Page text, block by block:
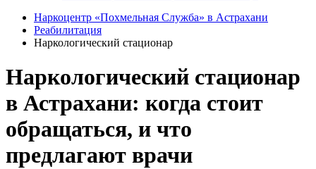
Наркоцентр «Похмельная Служба» в Астрахани
Реабилитация
Наркологический стационар
Наркологический стационар
в Астрахани: когда стоит
обращаться, и что
предлагают врачи